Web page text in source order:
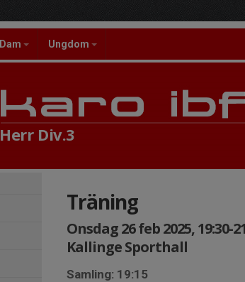
Dam Ungdom
Herr Div.3
Träning
Onsdag 26 feb 2025, 19:30-
Kallinge Sporthall
Samling: 19:15